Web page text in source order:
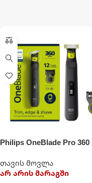
Philips OneBlade Pro 360
თავის მოვლა
არ არის მარაგში